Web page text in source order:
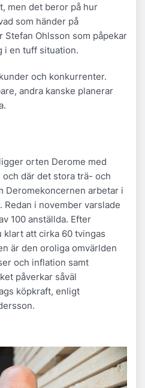
men det beror på hur
som händer på
Stefan Ohlsson som påpekar
i en tuff situation.
och konkurrenter.
andra kanske planerar
orten Derome med
där det stora trä- och
Deromekoncernen arbetar i
i november varslade
100 anställda. Efter
klart att cirka 60 tvingas
är den oroliga omvärlden
och inflation samt
påverkar såväl
köpkraft, enligt